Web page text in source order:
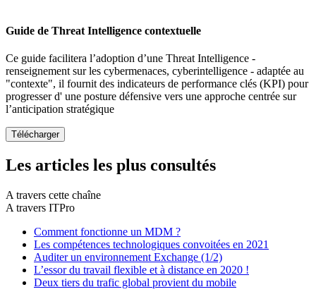
Guide de Threat Intelligence contextuelle
Ce guide facilitera l’adoption d’une Threat Intelligence -
renseignement sur les cybermenaces, cyberintelligence - adaptée au
"contexte", il fournit des indicateurs de performance clés (KPI) pour
progresser d' une posture défensive vers une approche centrée sur
l’anticipation stratégique
Les articles les plus consultés
A travers cette chaîne
A travers ITPro
Comment fonctionne un MDM ?
Les compétences technologiques convoitées en 2021
Auditer un environnement Exchange (1/2)
L’essor du travail flexible et à distance en 2020 !
Deux tiers du trafic global provient du mobile